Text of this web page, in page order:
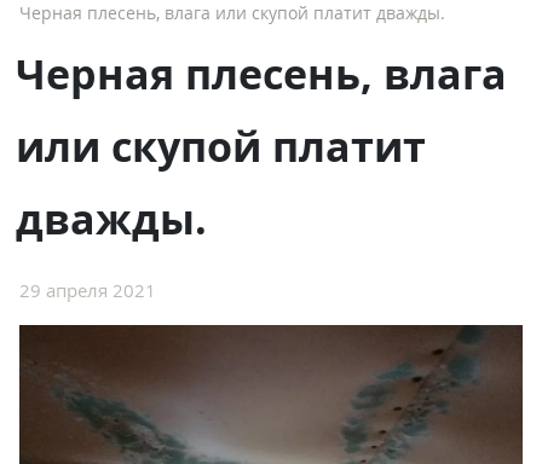
Черная плесень, влага или скупой платит дважды.
Черная плесень, влага
или скупой платит
дважды.
29 апреля 2021